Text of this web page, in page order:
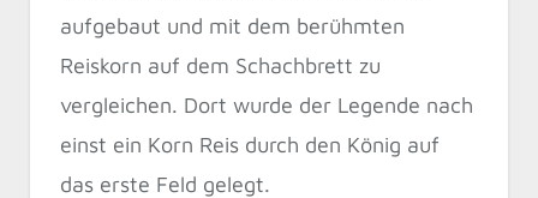
aufgebaut und mit dem berühmten
Reiskorn auf dem Schachbrett zu
vergleichen. Dort wurde der Legende nach
einst ein Korn Reis durch den König auf
das erste Feld gelegt.